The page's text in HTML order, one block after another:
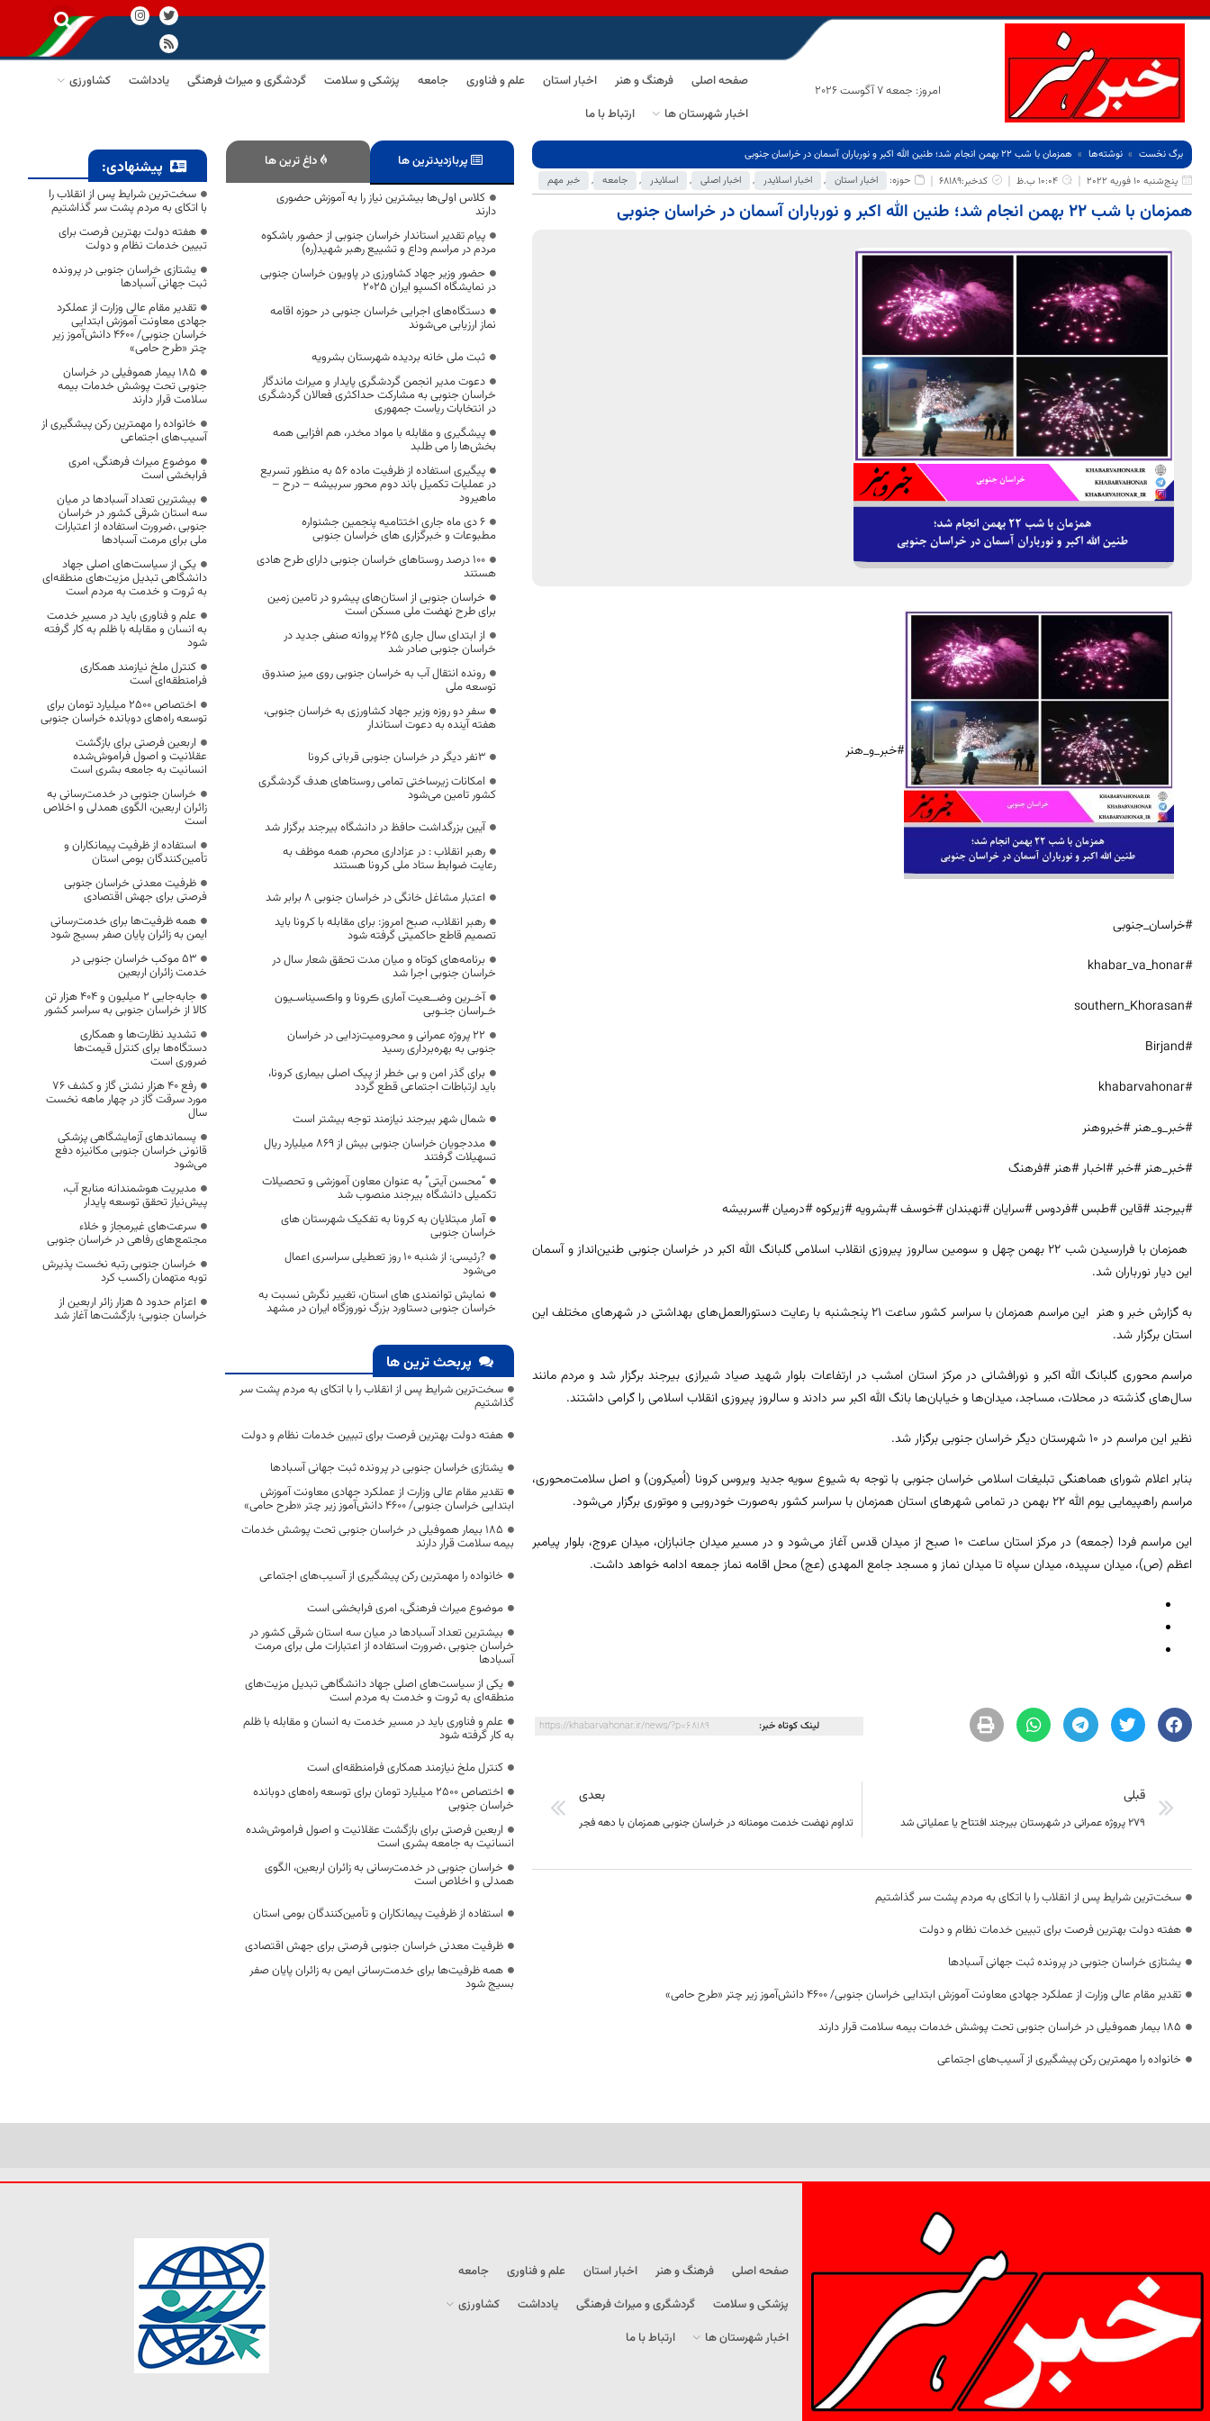
امروز: جمعه 7 آگوست 2026
صفحه اصلی فرهنگ و هنر اخبار استان علم و فناوری جامعه پزشکی و سلامت گردشگری و میراث فرهنگی یادداشت
کشاورزی
اخبار شهرستان ها
ارتباط با ما
برگ نخست نوشته‌ها
همزمان با شب ۲۲ بهمن انجام شد؛ طنین الله اکبر و نورباران آسمان در خراسان جنوبی
پنج‌شنبه 10 فوریه 2022
10:04 ب.ظ کدخبر:68189 حوزه: اخبار استان , اخبار اسلایدر , اخبار اصلی , اسلایدر , جامعه , خبر مهم
همزمان با شب ۲۲ بهمن انجام شد؛ طنین الله اکبر و نورباران آسمان در خراسان جنوبی
#خبر_و_هنر
#خراسان_جنوبی
#khabar_va_honar
#southern_Khorasan
#Birjand
#khabarvahonar
#خبر_و_هنر #خبروهنر
#خبر_هنر #خبر #اخبار #هنر #فرهنگ
#بیرجند #قاین #طبس #فردوس #سرایان #نهبندان #خوسف #بشرویه #زیرکوه #درمیان #سربیشه
همزمان با فرارسیدن شب ۲۲ بهمن چهل و سومین سالروز پیروزی انقلاب اسلامی گلبانگ الله اکبر در خراسان جنوبی طنین‌انداز و آسمان
این دیار نورباران شد.
به گزارش خبر و هنر این مراسم همزمان با سراسر کشور ساعت ۲۱ پنجشنبه با رعایت دستورالعمل‌های بهداشتی در شهرهای مختلف این
استان برگزار شد.
مراسم محوری گلبانگ الله اکبر و نورافشانی در مرکز استان امشب در ارتفاعات بلوار شهید صیاد شیرازی بیرجند برگزار شد و مردم مانند
سال‌های گذشته در محلات، مساجد، میدان‌ها و خیابان‌ها بانگ الله اکبر سر دادند و سالروز پیروزی انقلاب اسلامی را گرامی داشتند.
نظیر این مراسم در ۱۰ شهرستان دیگر خراسان جنوبی برگزار شد.
بنابر اعلام شورای هماهنگی تبلیغات اسلامی خراسان جنوبی با توجه به شیوع سویه جدید ویروس کرونا (اُمیکرون) و اصل سلامت‌محوری،
مراسم راهپیمایی یوم الله ۲۲ بهمن در تمامی شهرهای استان همزمان با سراسر کشور به‌صورت خودرویی و موتوری برگزار می‌شود.
این مراسم فردا (جمعه) در مرکز استان ساعت ۱۰ صبح از میدان قدس آغاز می‌شود و در مسیر میدان جانبازان، میدان عروج، بلوار پیامبر
اعظم (ص)، میدان سپیده، میدان سپاه تا میدان نماز و مسجد جامع المهدی (عج) محل اقامه نماز جمعه ادامه خواهد داشت.
لینک کوتاه خبر: https://khabarvahonar.ir/news/?p=68189
قبلی
۲۷۹ پروژه عمرانی در شهرستان بیرجند افتتاح یا عملیاتی شد
بعدی
تداوم نهضت خدمت مومنانه در خراسان جنوبی همزمان با دهه فجر
سخت‌ترین شرایط پس از انقلاب را با اتکای به مردم پشت سر گذاشتیم
هفته دولت بهترین فرصت برای تبیین خدمات نظام و دولت
یشتازی خراسان جنوبی در پرونده ثبت جهانی آسبادها
تقدیر مقام عالی وزارت از عملکرد جهادی معاونت آموزش ابتدایی خراسان جنوبی/ ۴۶۰۰ دانش‌آموز زیر چتر «طرح حامی»
۱۸۵ بیمار هموفیلی در خراسان جنوبی تحت پوشش خدمات بیمه سلامت قرار دارند
خانواده را مهمترین رکن پیشگیری از آسیب‌های اجتماعی
پربازدیدترین ها داغ ترین ها
کلاس اولی‌ها بیشترین نیاز را به آموزش حضوری
دارند
پیام تقدیر استاندار خراسان جنوبی از حضور باشکوه
مردم در مراسم وداع و تشییع رهبر شهید(ره)
حضور وزیر جهاد کشاورزی در پاویون خراسان جنوبی
در نمایشگاه اکسپو ایران ۲۰۲۵
دستگاه‌های اجرایی خراسان جنوبی در حوزه اقامه
نماز ارزیابی می‌شوند
ثبت ملی خانه بردیده شهرستان بشرویه
دعوت مدیر انجمن گردشگری پایدار و میراث ماندگار
خراسان جنوبی به مشارکت حداکثری فعالان گردشگری
در انتخابات ریاست جمهوری
پیشگیری و مقابله با مواد مخدر، هم افزایی همه
بخش‌ها را می طلبد
پیگیری استفاده از ظرفیت ماده ۵۶ به منظور تسریع
در عملیات تکمیل باند دوم محور سربیشه – درح –
ماهیرود
6 دی ماه جاری اختتامیه پنجمین جشنواره
مطبوعات و خبرگزاری های خراسان جنوبی
100 درصد روستاهای خراسان جنوبی دارای طرح هادی
هستند
خراسان جنوبی از استان‌های پیشرو در تامین زمین
برای طرح نهضت ملی مسکن است
از ابتدای سال جاری ۲۶۵ پروانه صنفی جدید در
خراسان جنوبی صادر شد
رونده انتقال آب به خراسان جنوبی روی میز صندوق
توسعه ملی
سفر دو روزه وزیر جهاد کشاورزی به خراسان جنوبی،
هفته آینده به دعوت استاندار
3نفر دیگر در خراسان جنوبی قربانی کرونا
امکانات زیرساختی تمامی روستاهای هدف گردشگری
کشور تامین می‌شود
آیین بزرگداشت حافظ در دانشگاه بیرجند برگزار شد
رهبر انقلاب : در عزاداری محرم، همه موظف به
رعایت ضوابط ستاد ملی کرونا هستند
اعتبار مشاغل خانگی در خراسان جنوبی ۸ برابر شد
رهبر انقلاب، صبح امروز: برای مقابله با کرونا باید
تصمیم قاطع حاکمیتی گرفته شود
برنامه‌های کوتاه و میان مدت تحقق شعار سال در
خراسان جنوبی اجرا شد
آخـرین وضــعیت آماری ڪرونا و واڪسیناسـیون
خـراسان جنـوبی
۲۲ پروژه عمرانی و محرومیت‌زدایی در خراسان
جنوبی به بهره‌برداری رسید
برای گذر امن و بی خطر از پیک اصلی بیماری کرونا،
باید ارتباطات اجتماعی قطع گردد
شمال شهر بیرجند نیازمند توجه بیشتر است
مددجویان خراسان جنوبی بیش از ۸۶۹ میلیارد ریال
تسهیلات گرفتند
“محسن آیتی” به عنوان معاون آموزشی و تحصیلات
تکمیلی دانشگاه بيرجند منصوب شد
آمار مبتلایان به کرونا به تفکیک شهرستان های
خراسان جنوبی
?رئیسی: از شنبه ۱۰ روز تعطیلی سراسری اعمال
می‌شود
نمایش توانمندی های استان، تغییر نگرش نسبت به
خراسان جنوبی دستاورد بزرگ نوروزگاه ایران در مشهد
پربحث ترین ها
سخت‌ترین شرایط پس از انقلاب را با اتکای به مردم پشت سر
گذاشتیم
هفته دولت بهترین فرصت برای تبیین خدمات نظام و دولت
یشتازی خراسان جنوبی در پرونده ثبت جهانی آسبادها
تقدیر مقام عالی وزارت از عملکرد جهادی معاونت آموزش
ابتدایی خراسان جنوبی/ ۴۶۰۰ دانش‌آموز زیر چتر «طرح حامی»
۱۸۵ بیمار هموفیلی در خراسان جنوبی تحت پوشش خدمات
بیمه سلامت قرار دارند
خانواده را مهمترین رکن پیشگیری از آسیب‌های اجتماعی
موضوع میراث فرهنگی، امری فرابخشی است
بیشترین تعداد آسبادها در میان سه استان شرقی کشور در
خراسان جنوبی ،ضرورت استفاده از اعتبارات ملی برای مرمت
آسبادها
یکی از سیاست‌های اصلی جهاد دانشگاهی تبدیل مزیت‌های
منطقه‌ای به ثروت و خدمت به مردم است
علم و فناوری باید در مسیر خدمت به انسان و مقابله با ظلم
به کار گرفته شود
کنترل ملخ نیازمند همکاری فرامنطقه‌ای است
اختصاص 2500 میلیارد تومان برای توسعه راه‌های دوبانده
خراسان جنوبی
اربعین فرصتی برای بازگشت عقلانیت و اصول فراموش‌شده
انسانیت به جامعه بشری است
خراسان جنوبی در خدمت‌رسانی به زائران اربعین، الگوی
همدلی و اخلاص است
استفاده از ظرفیت پیمانکاران و تأمین‌کنندگان بومی استان
ظرفیت معدنی خراسان جنوبی فرصتی برای جهش اقتصادی
همه ظرفیت‌ها برای خدمت‌رسانی ایمن به زائران پایان صفر
بسیج شود
پیشنهادی:
سخت‌ترین شرایط پس از انقلاب را
با اتکای به مردم پشت سر گذاشتیم
هفته دولت بهترین فرصت برای
تبیین خدمات نظام و دولت
یشتازی خراسان جنوبی در پرونده
ثبت جهانی آسبادها
تقدیر مقام عالی وزارت از عملکرد
جهادی معاونت آموزش ابتدایی
خراسان جنوبی/ ۴۶۰۰ دانش‌آموز زیر
چتر «طرح حامی»
۱۸۵ بیمار هموفیلی در خراسان
جنوبی تحت پوشش خدمات بیمه
سلامت قرار دارند
خانواده را مهمترین رکن پیشگیری از
آسیب‌های اجتماعی
موضوع میراث فرهنگی، امری
فرابخشی است
بیشترین تعداد آسبادها در میان
سه استان شرقی کشور در خراسان
جنوبی ،ضرورت استفاده از اعتبارات
ملی برای مرمت آسبادها
یکی از سیاست‌های اصلی جهاد
دانشگاهی تبدیل مزیت‌های منطقه‌ای
به ثروت و خدمت به مردم است
علم و فناوری باید در مسیر خدمت
به انسان و مقابله با ظلم به کار گرفته
شود
کنترل ملخ نیازمند همکاری
فرامنطقه‌ای است
اختصاص 2500 میلیارد تومان برای
توسعه راه‌های دوبانده خراسان جنوبی
اربعین فرصتی برای بازگشت
عقلانیت و اصول فراموش‌شده
انسانیت به جامعه بشری است
خراسان جنوبی در خدمت‌رسانی به
زائران اربعین، الگوی همدلی و اخلاص
است
استفاده از ظرفیت پیمانکاران و
تأمین‌کنندگان بومی استان
ظرفیت معدنی خراسان جنوبی
فرصتی برای جهش اقتصادی
همه ظرفیت‌ها برای خدمت‌رسانی
ایمن به زائران پایان صفر بسیج شود
53 موکب خراسان جنوبی در
خدمت زائران اربعین
جابه‌جایی 2 میلیون و 404 هزار تن
کالا از خراسان جنوبی به سراسر کشور
تشدید نظارت‌ها و همکاری
دستگاه‌ها برای کنترل قیمت‌ها
ضروری است
رفع 40 هزار نشتی گاز و کشف 76
مورد سرقت گاز در چهار ماهه نخست
سال
پسماندهای آزمایشگاهی پزشکی
قانونی خراسان جنوبی مکانیزه دفع
می‌شود
مدیریت هوشمندانه منابع آب،
پیش‌نیاز تحقق توسعه پایدار
سرعت‌های غیرمجاز و خلاء
مجتمع‌های رفاهی در خراسان جنوبی
خراسان جنوبی رتبه نخست پذیرش
توبه متهمان راکسب کرد
اعزام حدود 5 هزار زائر اربعین از
خراسان جنوبی؛ بازگشت‌ها آغاز شد
صفحه اصلی فرهنگ و هنر اخبار استان علم و فناوری
جامعه
پزشکی و سلامت
گردشگری و میراث فرهنگی یادداشت
کشاورزی
اخبار شهرستان ها
ارتباط با ما